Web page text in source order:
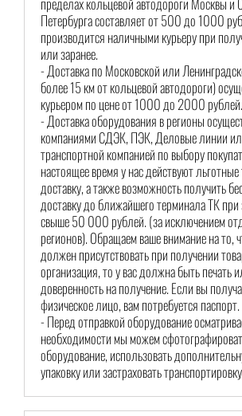
Петербурга составляет от 500 до 1000
производится наличными курьеру при
или заранее.
- Доставка по Московской или
более 15 км от кольцевой автодороги)
курьером по цене от 1000 до 2000 рублей.
- Доставка оборудования в регионы
компаниями СДЭК, ПЭК, Деловые линии
транспортной компанией по выбору
настоящее время у нас действуют
доставку, а также возможность получить
доставку до ближайшего терминала ТК при
свыше 50 000 рублей. (за исключением
регионов). Обращаем ваше внимание на то,
должен присутствовать при получении
организация, то у вас должна быть печать
доверенность на получение. Если вы
физическое лицо, вам потребуется паспорт.
- Перед отправкой оборудование
необходимости мы можем
оборудование, использовать
упаковку или застраховать